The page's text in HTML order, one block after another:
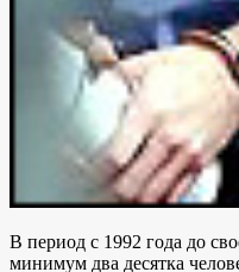
В период с 1992 года до
минимум два десятка